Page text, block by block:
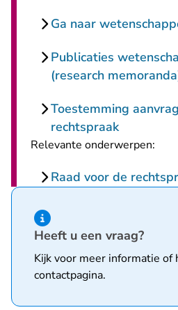
Ga naar
Publicaties
(research
Toestemming
rechtspraak
Relevante onderwerpen:
Raad voor de
Hint van type informatie
Heeft u een vraag?
Kijk voor meer informatie of
contactpagina.